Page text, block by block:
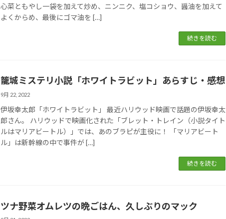
心菜ともやし一袋を加えて炒め、ニンニク、塩コショウ、醤油を加えて
よくからめ、最後にゴマ油を […]
続きを読む
籠城ミステリ小説「ホワイトラビット」あらすじ・感想
9月 22, 2022
伊坂幸太郎「ホワイトラビット」 最近ハリウッド映画で話題の伊坂幸太
郎さん。 ハリウッドで映画化された「ブレット・トレイン（小説タイト
ルはマリアビートル）」では、あのブラピが主役に！ 「マリアビート
ル」は新幹線の中で事件が […]
続きを読む
ツナ野菜オムレツの晩ごはん、久しぶりのマック